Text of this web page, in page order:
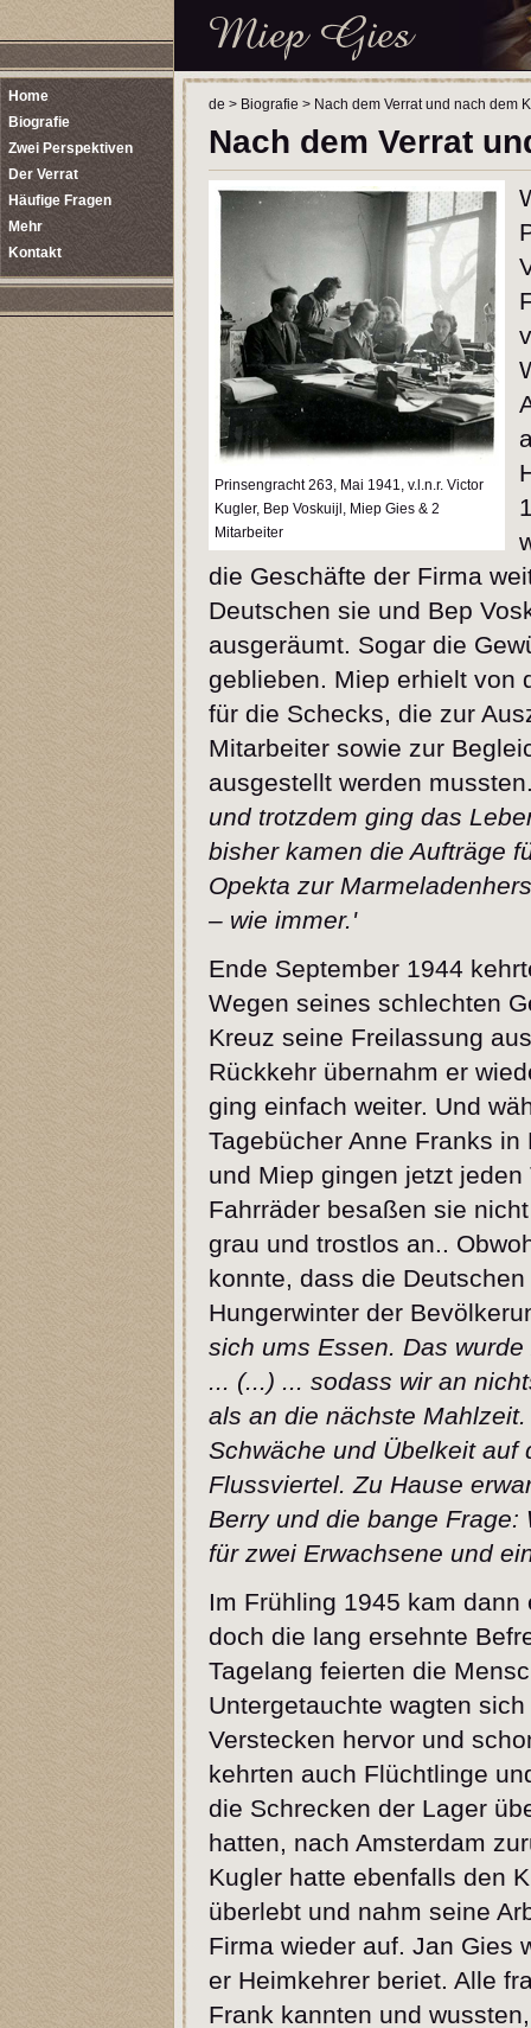
Home
Biografie
Zwei Perspektiven
Der Verrat
Häufige Fragen
Mehr
Kontakt
de > Biografie > Nach dem Verrat und nach dem
Nach dem Verrat
Prinsengracht 263, Mai 1941, v.l.n.r. Victor
Kugler, Bep Voskuijl, Miep Gies & 2
Mitarbeiter
die Geschäfte der Firma
Deutschen sie und Bep
ausgeräumt. Sogar die
geblieben. Miep erhielt von
für die Schecks, die zur
Mitarbeiter sowie zur
ausgestellt werden
und trotzdem ging das
bisher kamen die Aufträge
Opekta zur
– wie immer.'
Ende September 1944
Wegen seines schlechten
Kreuz seine Freilassung
Rückkehr übernahm er
ging einfach weiter. Und
Tagebücher Anne Franks
und Miep gingen jetzt
Fahrräder besaßen sie
grau und trostlos an..
konnte, dass die
Hungerwinter der
sich ums Essen. Das
... (...) ... sodass wir an
als an die nächste
Schwäche und Übelkeit auf
Flussviertel. Zu Hause
Berry und die bange
für zwei Erwachsene und
Im Frühling 1945 kam dann
doch die lang ersehnte
Tagelang feierten die
Untergetauchte wagten
Verstecken hervor und
kehrten auch Flüchtlinge
die Schrecken der Lager
hatten, nach Amsterdam
Kugler hatte ebenfalls den
überlebt und nahm seine
Firma wieder auf. Jan Gies
er Heimkehrer beriet. Alle
Frank kannten und